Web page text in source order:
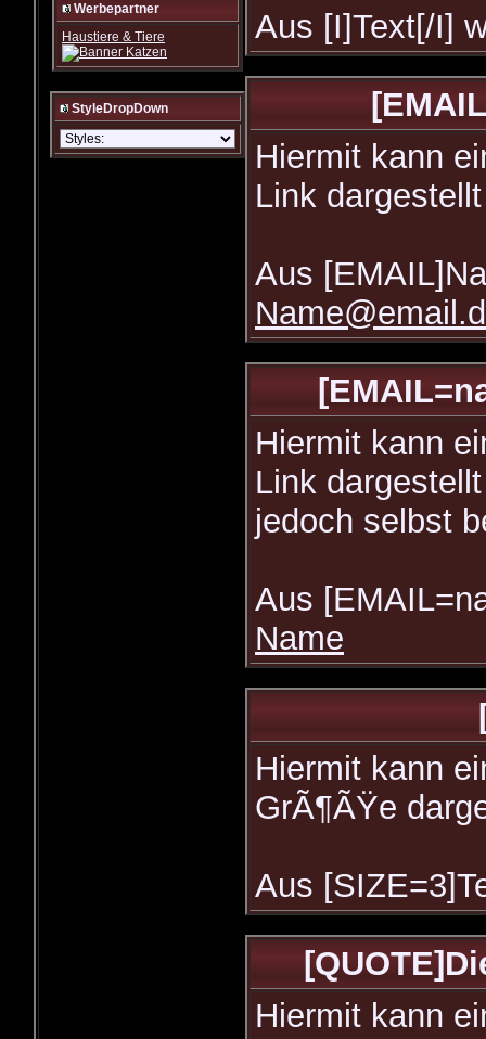
Werbepartner
Haustiere & Tiere
StyleDropDown
Aus [I]Text[/I]
Hiermit kann
Link
Aus
Hiermit kann
Link
jedoch selbst
Aus
Name
Hiermit kann
GrÃ¶ÃŸe
Aus
Hiermit kann